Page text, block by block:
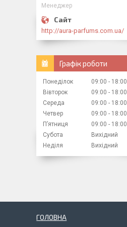
Менеджер
http://aura-parfums.com.ua/
Графік роботи
Понеділок 09:00
18:00
Вівторок
09:00
18:00
Середа
09:00
18:00
Четвер
09:00
18:00
Пʼятниця
09:00
18:00
Субота
Вихідний
Неділя
Вихідний
ГОЛОВНА